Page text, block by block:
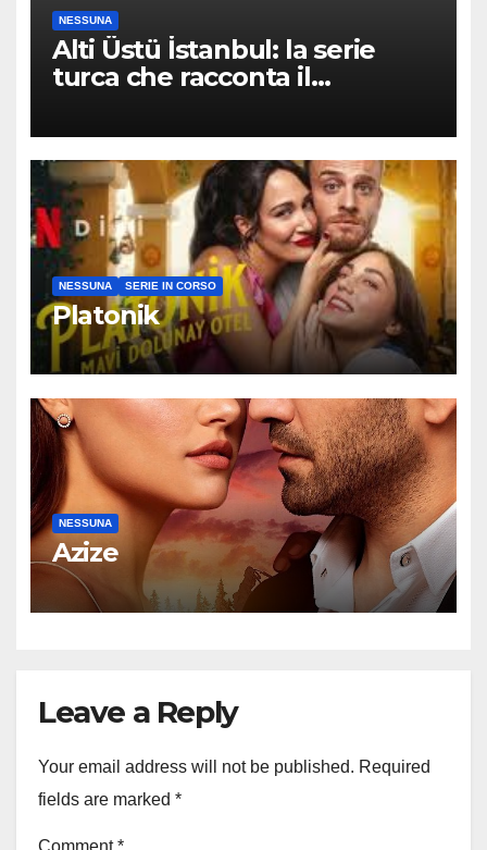
NESSUNA
Alti Üstü İstanbul: la serie
turca che racconta il
per caso
NESSUNA SERIE IN CORSO
Platonik
NESSUNA
Azize
Leave a Reply
Your email address will not be published. Required
fields are marked *
Comment*